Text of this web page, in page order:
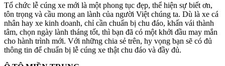
Tổ chức lễ cúng xe mới là một phong tục đẹp, thể hiện sự biết ơn,
tôn trọng và cầu mong an lành của người Việt chúng ta. Dù là xe cá
nhân hay xe kinh doanh, chỉ cần chuẩn bị chu đáo, khấn vái thành
tâm, chọn ngày lành tháng tốt, thì bạn đã có một khởi đầu may mắn
cho hành trình mới. Với những chia sẻ trên, hy vọng bạn sẽ có đủ
thông tin để chuẩn bị lễ cúng xe thật chu đáo và đầy đủ.